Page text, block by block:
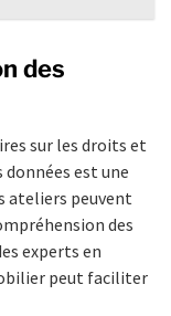
des
sur les droits et
est une
ateliers peuvent
des
experts en
peut faciliter